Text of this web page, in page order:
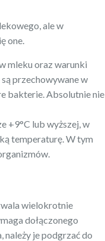
ale w
one.
mleku oraz warunki
przechowywane w
bakterie. Absolutnie nie
+9°C lub wyższej, w
temperaturę. W tym
wielokrotnie
dołączonego
je podgrzać do